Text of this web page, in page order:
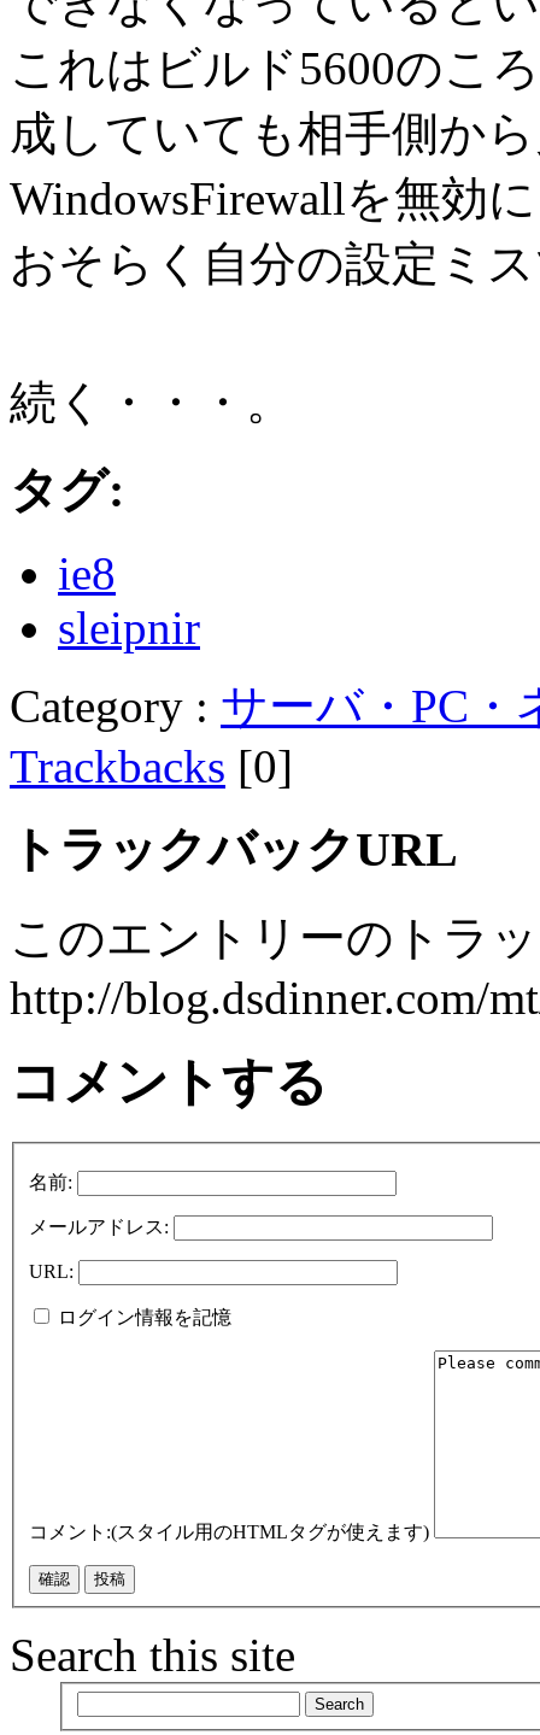
これはビルド5600のこ
成していても相手側か
WindowsFirewallを無効
おそらく自分の設定ミ
続く・・・。
タグ:
ie8
sleipnir
Category : サーバ・PC・
Trackbacks [0]
トラックバックURL
このエントリーのトラ
http://blog.dsdinner.com/
コメントする
名前:
メールアドレス:
URL:
ログイン情報を記憶
コメント:(スタイル用のHTMLタグが使えます)
Search this site